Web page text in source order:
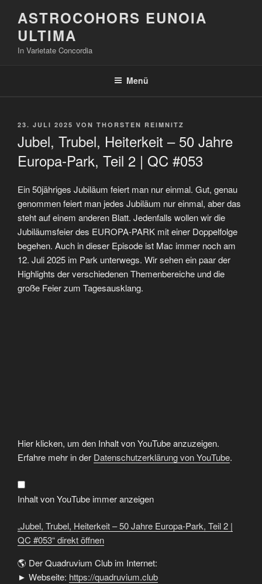
Inhalt
springen
ASTROCOHORS EUNOIA
ULTIMA
In Varietate Concordia
Menü
VERÖFFENTLICHT
23. JULI 2025 VON THORSTEN REIMNITZ
Jubel, Trubel, Heiterkeit – 50 Jahre
Europa-Park, Teil 2 | QC #053
Ein 50jähriges Jubiläum feiert man nur einmal. Gut, genau
genommen feiert man jedes Jubiläum nur einmal, aber das
steht auf einem anderen Blatt. Jedenfalls wollen wir die
Jubiläumsfeier des EUROPA-PARK mit einer Doppelfolge
begehen. Auch in dieser Episode ist Mac immer noch am
12. Juli 2025 im Park unterwegs. Wir sehen ein paar der
Highlights der verschiedenen Themenbereiche und die
große Feier zum Tagesausklang.
„Jubel,
Trubel,
Heiterkeit
–
Jahre
Europa-
Park,
Teil
QC
#053“
von
anzeigen
Hier klicken, um den Inhalt von YouTube anzuzeigen.
Erfahre mehr in der Datenschutzerklärung von YouTube.
Inhalt von YouTube immer anzeigen
„Jubel, Trubel, Heiterkeit – 50 Jahre Europa-Park, Teil 2 |
QC #053“ direkt öffnen
🌎 Der Quadruvium Club im Internet:
► Webseite: https://quadruvium.club